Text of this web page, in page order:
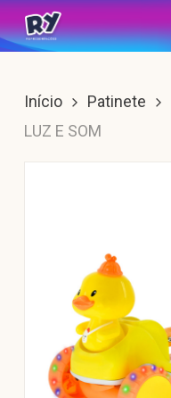
Skip
to
content
Início Patinete
LUZ E SOM